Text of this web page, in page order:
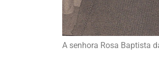
A senhora Rosa Baptista